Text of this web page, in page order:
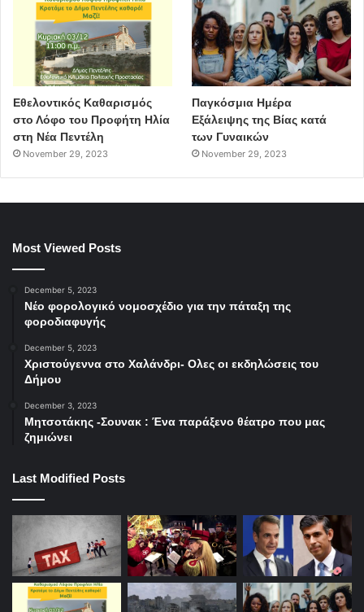
Εθελοντικός Καθαρισμός
στο Λόφο του Προφήτη Ηλία
στη Νέα Πεντέλη
November 29, 2023
Παγκόσμια Ημέρα
Εξάλειψης της Βίας κατά
των Γυναικών
November 29, 2023
Most Viewed Posts
December 5, 2023
Νέο φορολογικό νομοσχέδιο για την πάταξη της
φοροδιαφυγής
December 5, 2023
Χριστούγεννα στο Χαλάνδρι- Ολες οι εκδηλώσεις του
Δήμου
December 3, 2023
Μητσοτάκης -Σουνακ : Ένα παράξενο θέατρο που μας
ζημιώνει
Last Modified Posts